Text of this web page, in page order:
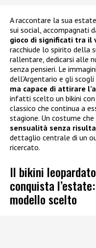
A raccontare la sua
sui social, accompagnati
gioco di significati tra il
racchiude lo spirito della
rallentare, dedicarsi alle
senza pensieri. Le
dell’Argentario e gli
ma capace di attirare
infatti scelto un bikini con
classico che continua a
stagione. Un costume che
sensualità senza
dettaglio centrale di un
ricercato.
Il bikini
conquista
modello scelto